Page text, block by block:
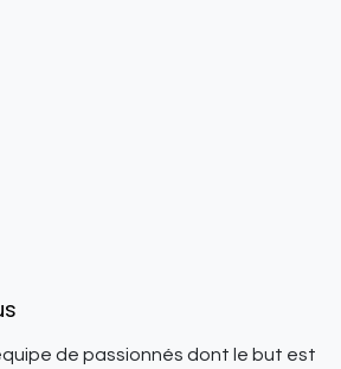
de passionnés dont le but est